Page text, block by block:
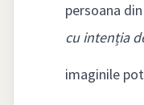
persoana
cu intenția
imaginile